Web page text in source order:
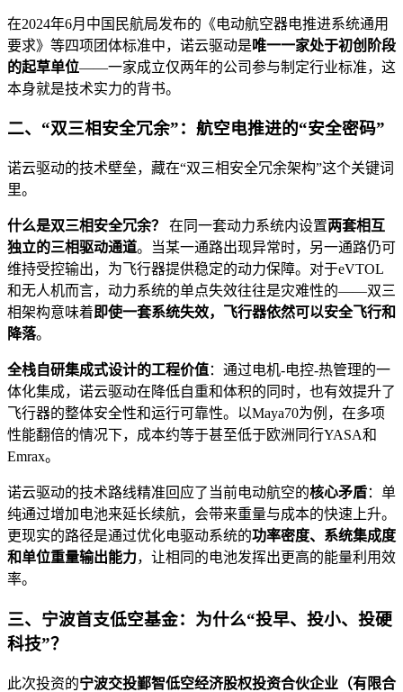
在2024年6月中国民航局发布的《电动航空器电推进系统通用
要求》等四项团体标准中，诺云驱动是 唯一一家处于初创阶段
的起草单位——一家成立仅两年的公司参与制定行业标准，这
本身就是技术实力的背书。
二、“双三相安全冗余”：航空电推进的“安全密码”
诺云驱动的技术壁垒，藏在“双三相安全冗余架构”这个关键词
里。
什么是双三相安全冗余？ 在同一套动力系统内设置两套相互
独立的三相驱动通道。当某一通路出现异常时，另一通路仍可
维持受控输出，为飞行器提供稳定的动力保障。对于eVTOL
和无人机而言，动力系统的单点失效往往是灾难性的——双三
相架构意味着 即使一套系统失效，飞行器依然可以安全飞行和
降落。
全栈自研集成式设计的工程价值：通过电机-电控-热管理的一
体化集成，诺云驱动在降低自重和体积的同时，也有效提升了
飞行器的整体安全性和运行可靠性。以Maya70为例，在多项
性能翻倍的情况下，成本约等于甚至低于欧洲同行YASA和
Emrax。
诺云驱动的技术路线精准回应了当前电动航空的核心矛盾：单
纯通过增加电池来延长续航，会带来重量与成本的快速上升。
更现实的路径是通过优化电驱动系统的功率密度、系统集成度
和单位重量输出能力，让相同的电池发挥出更高的能量利用效
率。
三、宁波首支低空基金：为什么“投早、投小、投硬
科技”？
此次投资的宁波交投鄞智低空经济股权投资合伙企业（有限合